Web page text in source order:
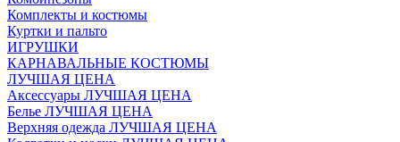
Комплекты и костюмы
Куртки и пальто
ИГРУШКИ
КАРНАВАЛЬНЫЕ КОСТЮМЫ
ЛУЧШАЯ ЦЕНА
Аксессуары ЛУЧШАЯ ЦЕНА
Белье ЛУЧШАЯ ЦЕНА
Верхняя одежда ЛУЧШАЯ ЦЕНА